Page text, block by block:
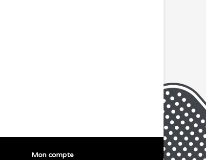
Mon compte